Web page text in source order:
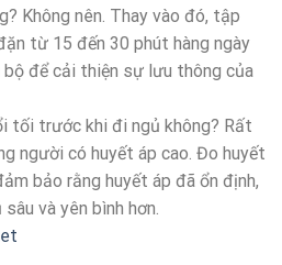
Không nên. Thay vào đó, tập
từ 15 đến 30 phút hàng ngày
để cải thiện sự lưu thông của
tối trước khi đi ngủ không? Rất
người có huyết áp cao. Đo huyết
bảo rằng huyết áp đã ổn định,
và yên bình hơn.